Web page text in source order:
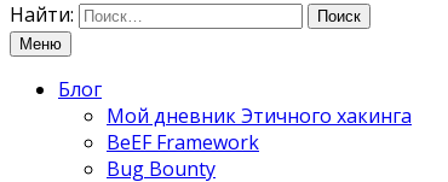
Найти:
Меню
Блог
Мой дневник Этичного хакинга
BeEF Framework
Bug Bounty